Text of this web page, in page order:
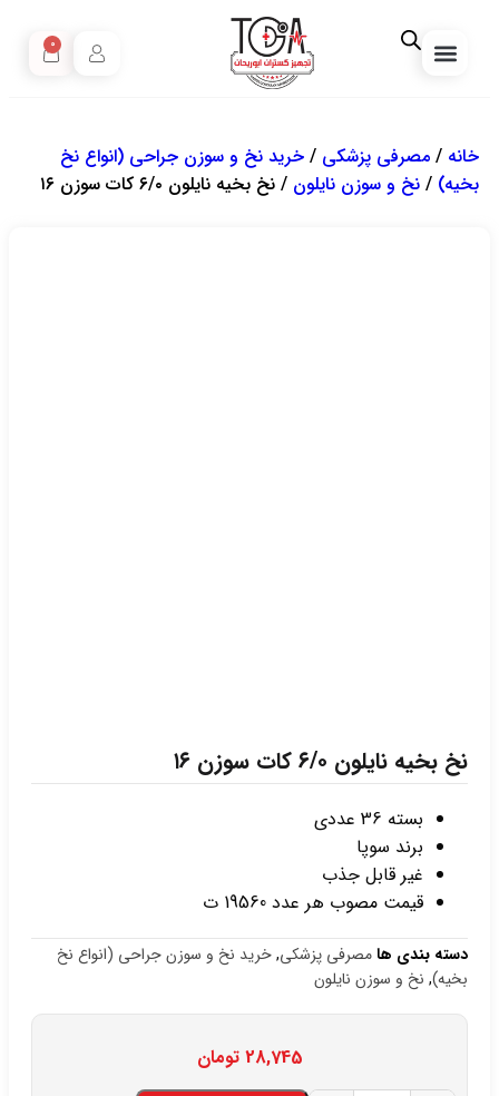
0
خانه / مصرفی پزشکی / خرید نخ و سوزن جراحی (انواع نخ
بخیه) / نخ و سوزن نایلون / نخ بخیه نایلون ۶/۰ کات سوزن ۱۶
نخ بخیه نایلون ۶/۰ کات سوزن ۱۶
بسته 36 عددی
برند سوپا
غیر قابل جذب
قیمت مصوب هر عدد 19560 ت
دسته بندی هامصرفی پزشکی,خرید نخ و سوزن جراحی (انواع نخ
بخیه), نخ و سوزن نایلون
28,745 تومان